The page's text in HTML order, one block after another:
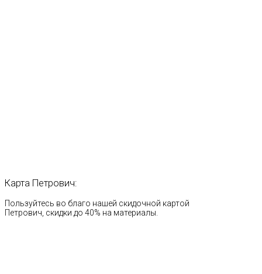
Карта Петрович:
Пользуйтесь во благо нашей скидочной картой
Петрович, скидки до 40% на материалы.